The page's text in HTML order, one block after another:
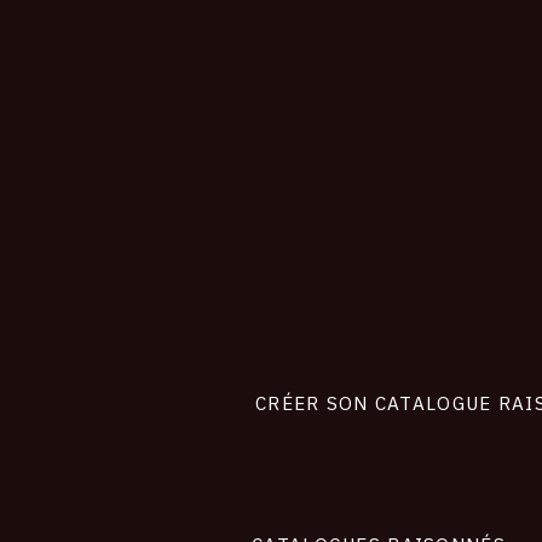
CRÉER SON CATALOGUE